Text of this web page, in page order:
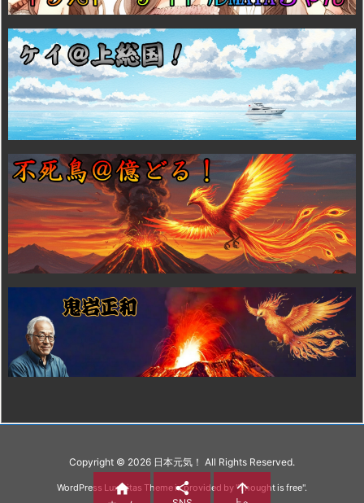
Copyright © 2026 日本元気！ All Rights Reserved.
WordPress Luxeritas Theme is provided by "Thought is free".
  